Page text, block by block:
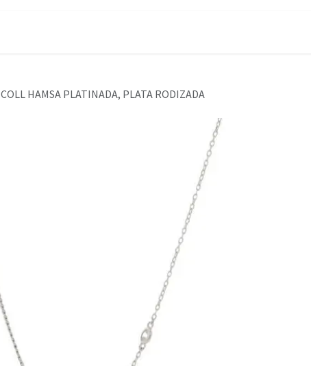
COLL HAMSA PLATINADA, PLATA RODIZADA